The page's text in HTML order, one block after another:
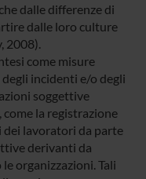
dalle differenze di
dalle loro culture
2008).
come misure
incidenti e/o degli
soggettive
la registrazione
lavoratori da parte
derivanti da
organizzazioni. Tali